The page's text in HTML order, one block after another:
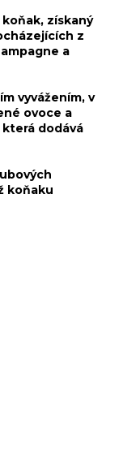
získaný
z
a
vyvážením, v
ovoce a
dodává
koňaku